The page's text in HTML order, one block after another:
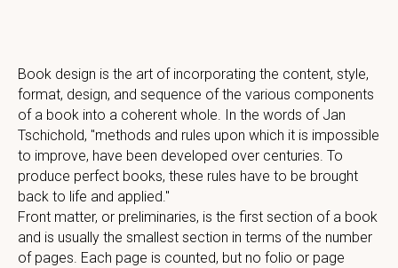
Book design is the art of incorporating the content, style,
format, design, and sequence of the various components
of a book into a coherent whole. In the words of Jan
Tschichold, "methods and rules upon which it is impossible
to improve, have been developed over centuries. To
produce perfect books, these rules have to be brought
back to life and applied."
Front matter, or preliminaries, is the first section of a book
and is usually the smallest section in terms of the number
of pages. Each page is counted, but no folio or page